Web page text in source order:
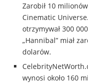
Zarobił 10
Cinematic
otrzymywał 300
„Hannibal” miał
dolarów.
wynosi około 160